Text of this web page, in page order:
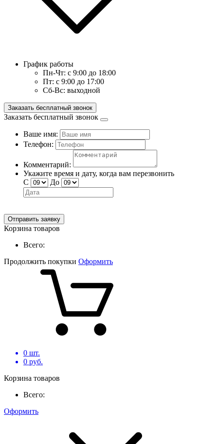
График работы
Пн-Чт: с 9:00 до 18:00
Пт: с 9:00 до 17:00
Сб-Вс: выходной
Заказать бесплатный звонок
Заказать бесплатный звонок
Ваше имя:
Телефон:
Комментарий:
Укажите время и дату, когда вам перезвонить
С
До
Отправить заявку
Корзина товаров
Всего:
Продолжить покупки Оформить
0 шт.
0 руб.
Корзина товаров
Всего:
Оформить